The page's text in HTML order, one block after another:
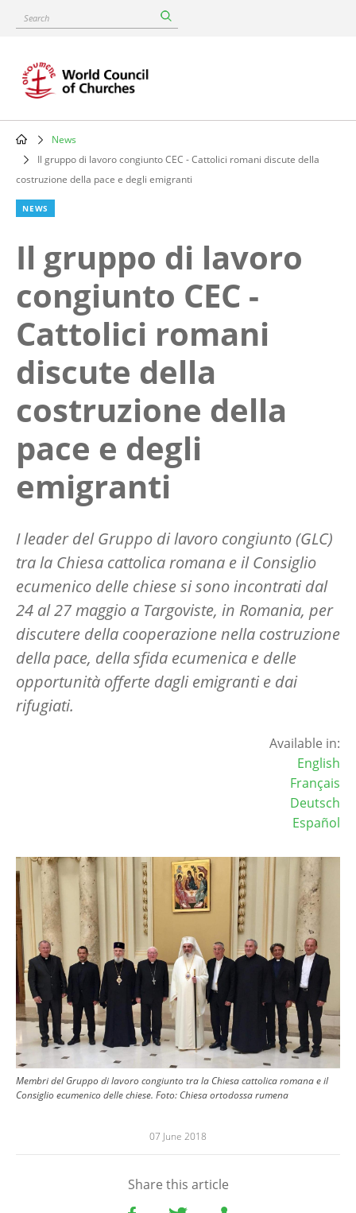
content
Search
Breadcrumb
News
Il gruppo di lavoro congiunto CEC - Cattolici romani discute della
costruzione della pace e degli emigranti
NEWS
Il gruppo di lavoro
congiunto CEC -
Cattolici romani
discute della
costruzione della
pace e degli
emigranti
I leader del Gruppo di lavoro congiunto (GLC)
tra la Chiesa cattolica romana e il Consiglio
ecumenico delle chiese si sono incontrati dal
24 al 27 maggio a Targoviste, in Romania, per
discutere della cooperazione nella costruzione
della pace, della sfida ecumenica e delle
opportunità offerte dagli emigranti e dai
rifugiati.
Available in:
English
Français
Deutsch
Español
Image
Membri del Gruppo di lavoro congiunto tra la Chiesa cattolica romana e il
Consiglio ecumenico delle chiese. Foto: Chiesa ortodossa rumena
07 June 2018
Share this article